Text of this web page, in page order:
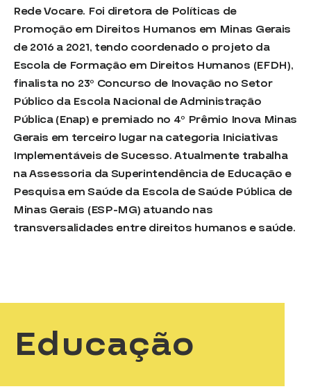
Rede Vocare. Foi diretora de Políticas de
Promoção em Direitos Humanos em Minas Gerais
de 2016 a 2021, tendo coordenado o projeto da
Escola de Formação em Direitos Humanos (EFDH),
finalista no 23º Concurso de Inovação no Setor
Público da Escola Nacional de Administração
Pública (Enap) e premiado no 4º Prêmio Inova Minas
Gerais em terceiro lugar na categoria Iniciativas
Implementáveis de Sucesso. Atualmente trabalha
na Assessoria da Superintendência de Educação e
Pesquisa em Saúde da Escola de Saúde Pública de
Minas Gerais (ESP-MG) atuando nas
transversalidades entre direitos humanos e saúde.
Educação